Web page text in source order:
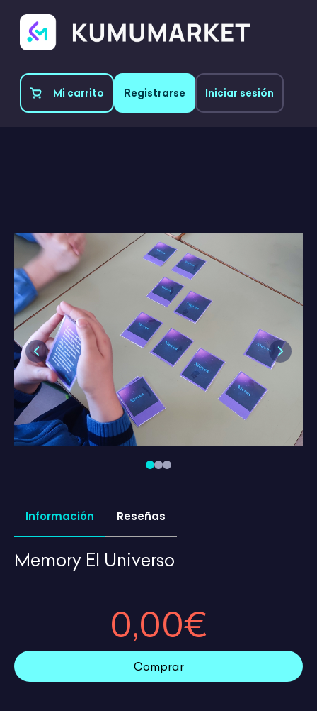
Mi carrito Registrarse Iniciar sesión
Previous Next
Información Reseñas
Memory El Universo
0,00€
Comprar